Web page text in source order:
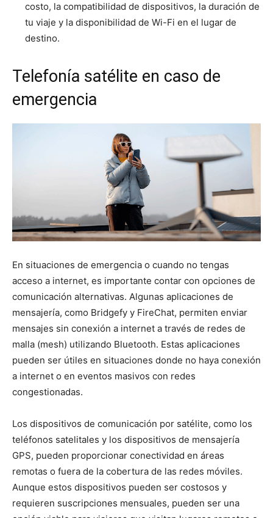
costo, la compatibilidad de dispositivos, la duración de
tu viaje y la disponibilidad de Wi-Fi en el lugar de
destino.
Telefonía satélite en caso de
emergencia
En situaciones de emergencia o cuando no tengas
acceso a internet, es importante contar con opciones de
comunicación alternativas. Algunas aplicaciones de
mensajería, como Bridgefy y FireChat, permiten enviar
mensajes sin conexión a internet a través de redes de
malla (mesh) utilizando Bluetooth. Estas aplicaciones
pueden ser útiles en situaciones donde no haya conexión
a internet o en eventos masivos con redes
congestionadas.
Los dispositivos de comunicación por satélite, como los
teléfonos satelitales y los dispositivos de mensajería
GPS, pueden proporcionar conectividad en áreas
remotas o fuera de la cobertura de las redes móviles.
Aunque estos dispositivos pueden ser costosos y
requieren suscripciones mensuales, pueden ser una